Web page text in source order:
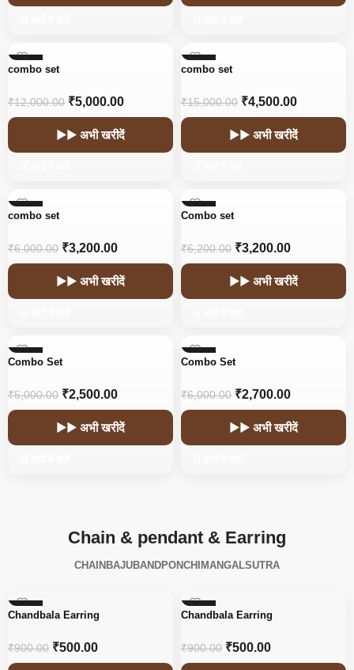
-58%
combo set
₹12,000.00 ₹5,000.00
▶▶ अभी खरीदें
-70%
combo set
₹15,000.00 ₹4,500.00
▶▶ अभी खरीदें
-47%
combo set
₹6,000.00 ₹3,200.00
▶▶ अभी खरीदें
-48%
Combo set
₹6,200.00 ₹3,200.00
▶▶ अभी खरीदें
-50%
Combo Set
₹5,000.00 ₹2,500.00
▶▶ अभी खरीदें
-55%
Combo Set
₹6,000.00 ₹2,700.00
▶▶ अभी खरीदें
Chain & pendant & Earring
CHAIN BAJUBANDPONCHI MANGALSUTRA
-44%
Chandbala Earring
₹900.00 ₹500.00
-44%
Chandbala Earring
₹900.00 ₹500.00